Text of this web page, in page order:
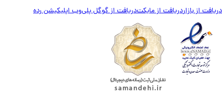
از بازاردریافت از مایکتدریافت از گوگل پلیوب اپلیکیشن رده